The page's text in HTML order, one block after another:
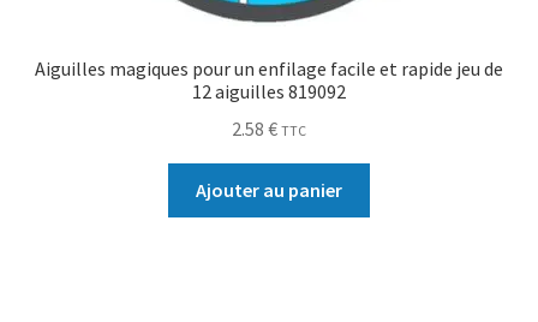
Aiguilles magiques pour un enfilage facile et rapide jeu de
12 aiguilles 819092
2.58 € TTC
Ajouter au panier